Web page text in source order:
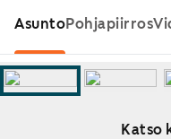
AsuntoPohjapiirros
Katso